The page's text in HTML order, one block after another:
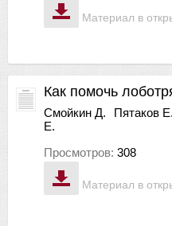
Материал в
Материал в
Как помочь
Смойкин Д. Пятаков Е.
Е.
Просмотров: 308